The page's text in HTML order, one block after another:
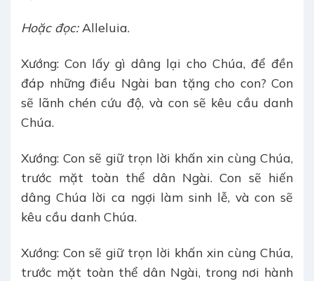
Hoặc đọc:Alleluia.
Xướng: Con lấy gì dâng lại cho Chúa, để đền
đáp những điều Ngài ban tặng cho con? Con
sẽ lãnh chén cứu độ, và con sẽ kêu cầu danh
Chúa.
Xướng: Con sẽ giữ trọn lời khấn xin cùng Chúa,
trước mặt toàn thể dân Ngài. Con sẽ hiến
dâng Chúa lời ca ngợi làm sinh lễ, và con sẽ
kêu cầu danh Chúa.
Xướng: Con sẽ giữ trọn lời khấn xin cùng Chúa,
trước mặt toàn thể dân Ngài, trong nơi hành